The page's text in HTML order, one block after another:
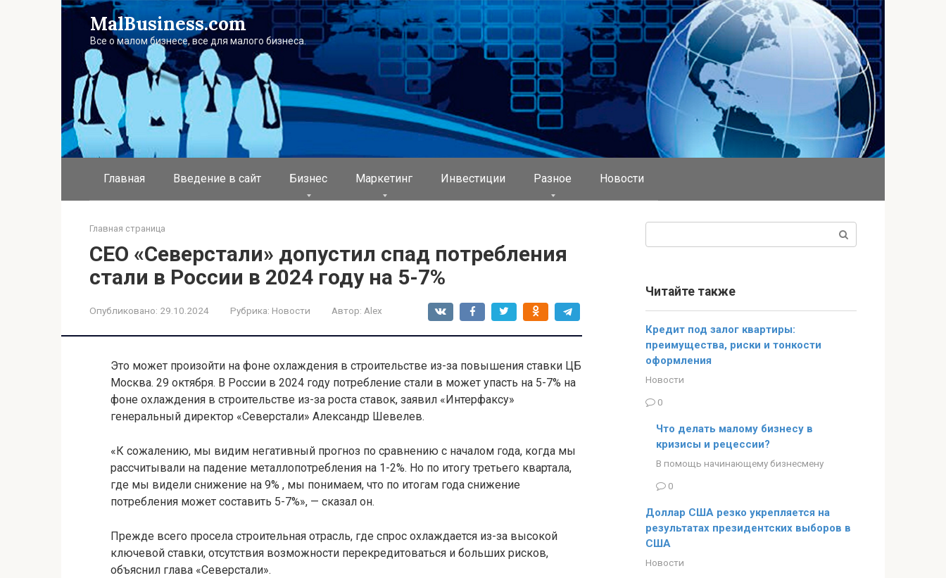
MalBusiness.com
Все о малом бизнесе, все для малого бизнеса.
Главная Введение в сайт Бизнес Маркетинг Инвестиции Разное Новости
Главная страница
CEO «Северстали» допустил спад потребления
стали в России в 2024 году на 5-7%
Опубликовано: 29.10.2024 Рубрика: Новости Автор: Alex
Это может произойти на фоне охлаждения в строительстве из-за повышения ставки ЦБ
Москва. 29 октября. В России в 2024 году потребление стали в может упасть на 5-7% на
фоне охлаждения в строительстве из-за роста ставок, заявил «Интерфаксу»
генеральный директор «Северстали» Александр Шевелев.
«К сожалению, мы видим негативный прогноз по сравнению с началом года, когда мы
рассчитывали на падение металлопотребления на 1-2%. Но по итогу третьего квартала,
где мы видели снижение на 9% , мы понимаем, что по итогам года снижение
потребления может составить 5-7%», — сказал он.
Прежде всего просела строительная отрасль, где спрос охлаждается из-за высокой
ключевой ставки, отсутствия возможности перекредитоваться и больших рисков,
объяснил глава «Северстали».
Читайте также
Кредит под залог квартиры:
преимущества, риски и тонкости
оформления
Новости
0
Что делать малому бизнесу в
кризисы и рецессии?
В помощь начинающему бизнесмену
0
Доллар США резко укрепляется на
результатах президентских выборов в
США
Новости